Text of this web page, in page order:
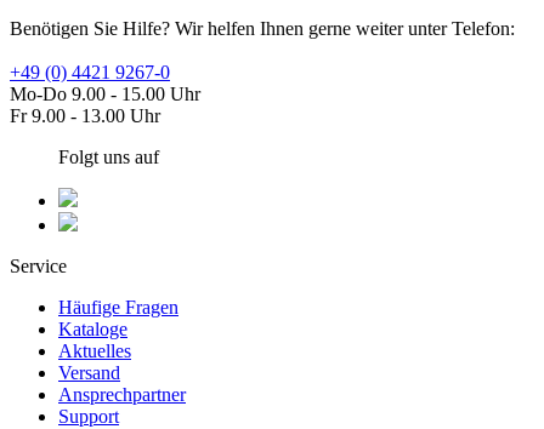
Benötigen Sie Hilfe? Wir helfen Ihnen gerne weiter unter Telefon:
+49 (0) 4421 9267-0
Mo-Do 9.00 - 15.00 Uhr
Fr 9.00 - 13.00 Uhr
Folgt uns auf
Service
Häufige Fragen
Kataloge
Aktuelles
Versand
Ansprechpartner
Support